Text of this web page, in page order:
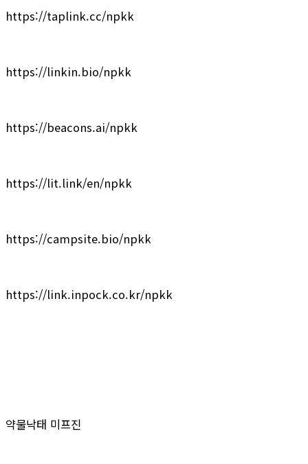
https://taplink.cc/npkk
https://linkin.bio/npkk
https://beacons.ai/npkk
https://lit.link/en/npkk
https://campsite.bio/npkk
https://link.inpock.co.kr/npkk
약물낙태 미프진